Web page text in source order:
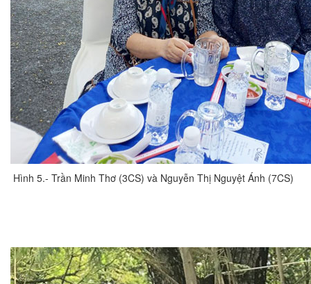
Hình 5.- Trần Minh Thơ (3CS) và Nguyễn Thị Nguyệt Ánh (7CS)